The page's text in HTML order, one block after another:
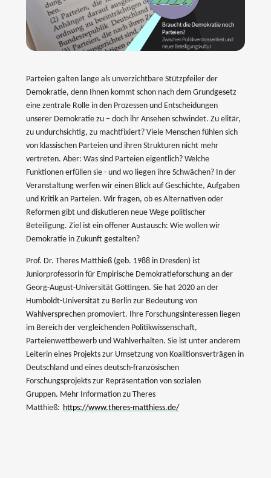
Parteien galten lange als unverzichtbare Stützpfeiler der
Demokratie, denn Ihnen kommt schon nach dem Grundgesetz
eine zentrale Rolle in den Prozessen und Entscheidungen
unserer Demokratie zu − doch ihr Ansehen schwindet. Zu elitär,
zu undurchsichtig, zu machtfixiert? Viele Menschen fühlen sich
von klassischen Parteien und ihren Strukturen nicht mehr
vertreten. Aber: Was sind Parteien eigentlich? Welche
Funktionen erfüllen sie - und wo liegen ihre Schwächen? In der
Veranstaltung werfen wir einen Blick auf Geschichte, Aufgaben
und Kritik an Parteien. Wir fragen, ob es Alternativen oder
Reformen gibt und diskutieren neue Wege politischer
Beteiligung. Ziel ist ein offener Austausch: Wie wollen wir
Demokratie in Zukunft gestalten?
Prof. Dr. Theres Matthieß (geb. 1988 in Dresden) ist
Juniorprofessorin für Empirische Demokratieforschung an der
Georg-August-Universität Göttingen. Sie hat 2020 an der
Humboldt-Universität zu Berlin zur Bedeutung von
Wahlversprechen promoviert. Ihre Forschungsinteressen liegen
im Bereich der vergleichenden Politikwissenschaft,
Parteienwettbewerb und Wahlverhalten. Sie ist unter anderem
Leiterin eines Projekts zur Umsetzung von Koalitionsverträgen in
Deutschland und eines deutsch-französischen
Forschungsprojekts zur Repräsentation von sozialen
Gruppen. Mehr Information zu Theres
Matthieß: https://www.theres-matthiess.de/